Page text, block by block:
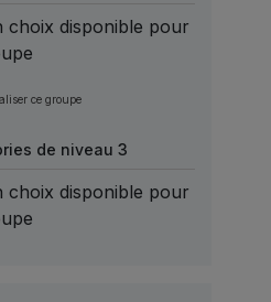
choix disponible pour
ce groupe
de niveau 3
choix disponible pour